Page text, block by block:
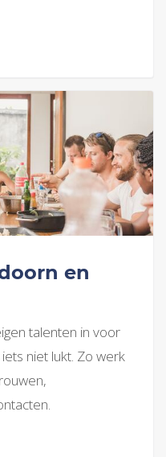
en
talenten in voor
niet lukt. Zo werk